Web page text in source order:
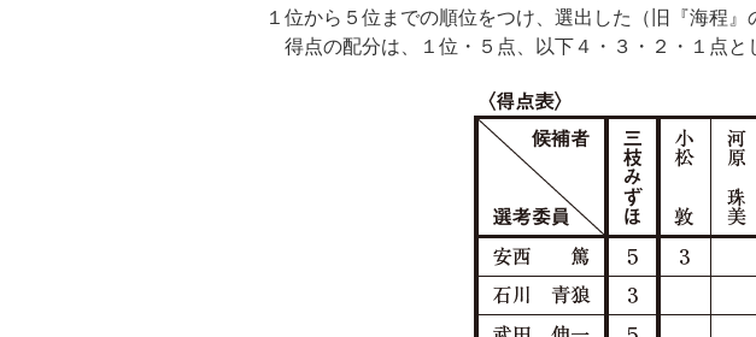
１位から５位までの順位をつけ、選出した（旧『海程
得点の配分は、１位・５点、以下４・３・２・１点と